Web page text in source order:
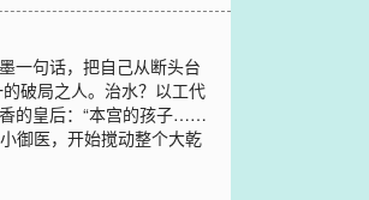
一句话，把自己从断头台
破局之人。治水？以工代
香的皇后：“本宫的孩子……
御医，开始搅动整个大乾